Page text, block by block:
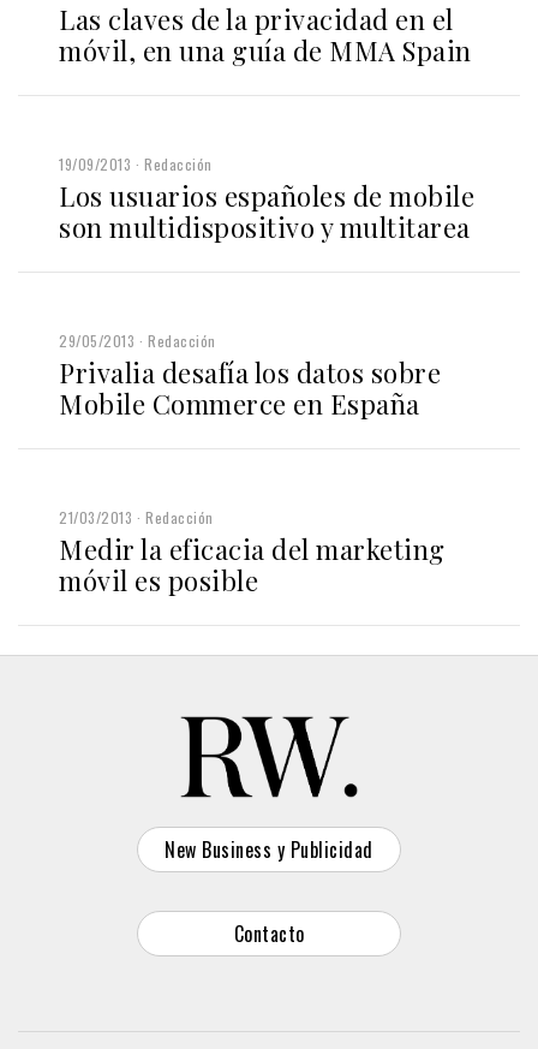
Las claves de la privacidad en el
móvil, en una guía de MMA Spain
19/09/2013 Redacción
Los usuarios españoles de mobile
son multidispositivo y multitarea
29/05/2013 Redacción
Privalia desafía los datos sobre
Mobile Commerce en España
21/03/2013 Redacción
Medir la eficacia del marketing
móvil es posible
New Business y Publicidad
Contacto